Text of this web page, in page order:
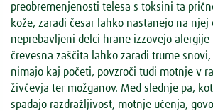
preobremenjenosti telesa s toksini ta
kože, zaradi česar lahko nastanejo na njej
neprebavljeni delci hrane izzovejo alergije
črevesna zaščita lahko zaradi trume
nimajo kaj početi, povzroči tudi motnje v
živčevja ter možganov. Med slednje pa,
spadajo razdražljivost, motnje učenja,